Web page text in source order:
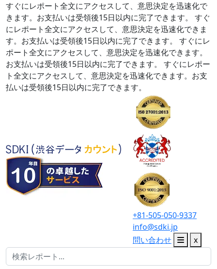
すぐにレポート全文にアクセスして、意思決定を迅速化で
きます。お支払いは受領後15日以内に完了できます。
すぐ
にレポート全文にアクセスして、意思決定を迅速化できま
す。お支払いは受領後15日以内に完了できます。
すぐにレ
ポート全文にアクセスして、意思決定を迅速化できます。
お支払いは受領後15日以内に完了できます。
すぐにレポー
ト全文にアクセスして、意思決定を迅速化できます。お支
払いは受領後15日以内に完了できます。
+81-505-050-9337
info@sdki.jp
問い合わせ
x